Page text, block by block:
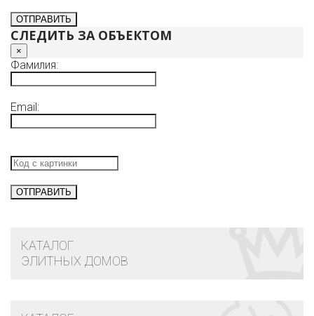
СЛЕДИТЬ ЗА ОБЪЕКТОМ
×
Фамилия:
Email:
КАТАЛОГ
ЭЛИТНЫХ ДОМОВ